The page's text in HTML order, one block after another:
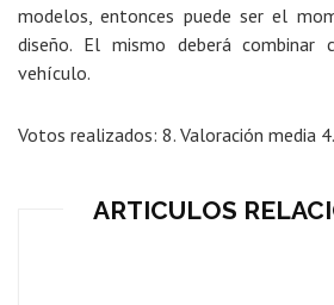
modelos, entonces puede ser el
diseño. El mismo deberá combinar
vehículo.
Votos realizados: 8. Valoración media
ARTICULOS